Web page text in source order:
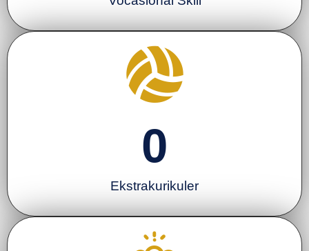
Ekstrakurikuler
0